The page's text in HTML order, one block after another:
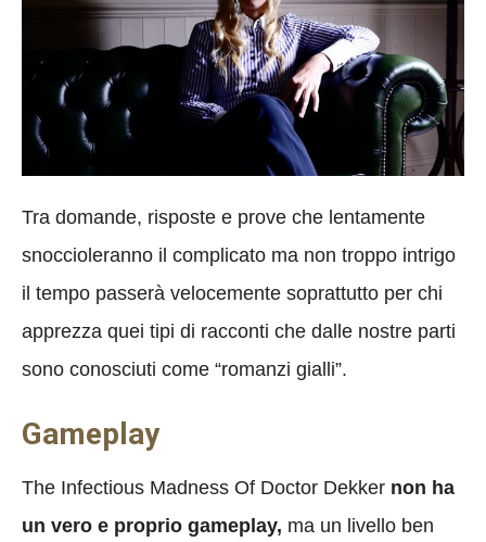
Tra domande, risposte e prove che lentamente
snoccioleranno il complicato ma non troppo intrigo
il tempo passerà velocemente soprattutto per chi
apprezza quei tipi di racconti che dalle nostre parti
sono conosciuti come “romanzi gialli”.
Gameplay
The Infectious Madness Of Doctor Dekker non ha
un vero e proprio gameplay, ma un livello ben